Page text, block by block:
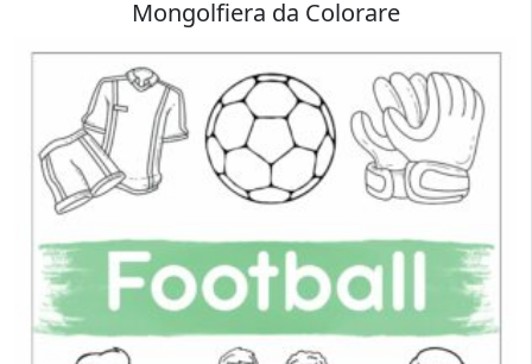
Mongolfiera da Colorare